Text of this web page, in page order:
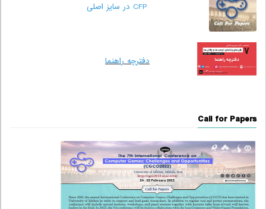
CFP در سایز اصلی
دفترچه راهنما